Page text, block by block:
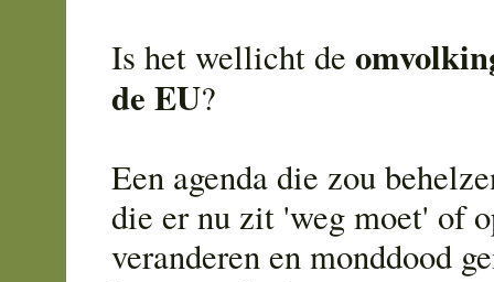
Is het wellicht de
de EU?
Een agenda die zou
die er nu zit 'weg moet' of
veranderen en monddood